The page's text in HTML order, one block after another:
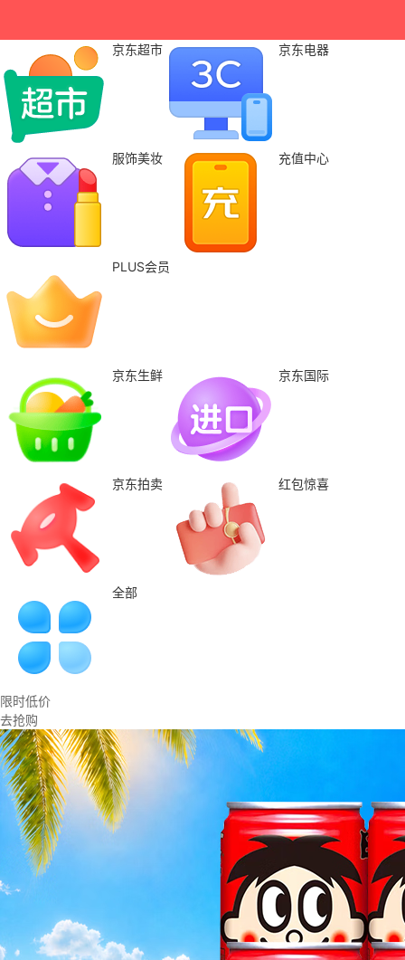
京东超市 京东电器
服饰美妆 充值中心
PLUS会员
京东生鲜 京东国际
京东拍卖 红包惊喜
全部
限时低价
去抢购